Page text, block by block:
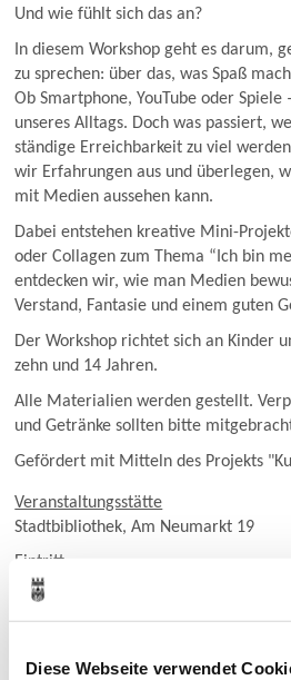
Diese Webseite verwendet
Und wie fühlt sich das an?
In diesem Workshop geht es darum,
zu sprechen: über das, was Spaß
Ob Smartphone, YouTube oder Spiele
unseres Alltags. Doch was passiert,
ständige Erreichbarkeit zu viel
wir Erfahrungen aus und überlegen,
mit Medien aussehen kann.
Dabei entstehen kreative Mini-
oder Collagen zum Thema “Ich bin
entdecken wir, wie man Medien
Verstand, Fantasie und einem guten
Der Workshop richtet sich an Kinder
zehn und 14 Jahren.
Alle Materialien werden gestellt.
und Getränke sollten bitte
Gefördert mit Mitteln des Projekts
Veranstaltungsstätte
Stadtbibliothek, Am Neumarkt 19
Eintritt
frei
Kontakt
unter